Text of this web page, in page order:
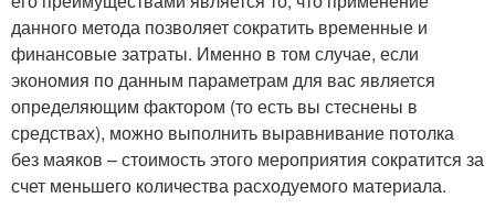
данного метода позволяет сократить временные и
финансовые затраты. Именно в том случае, если
экономия по данным параметрам для вас является
определяющим фактором (то есть вы стеснены в
средствах), можно выполнить выравнивание потолка
без маяков – стоимость этого мероприятия сократится за
счет меньшего количества расходуемого материала.